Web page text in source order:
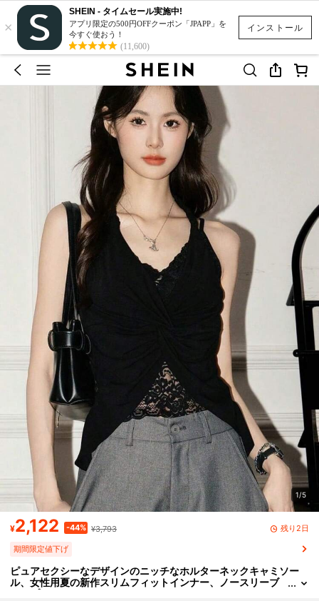
インストール
×
SHEIN - タイムセール実施中!
アプリ限定の500円OFFクーポン「JPAPP」を
今すぐ使おう！
(11,600)
1/5
¥2,122 -44% ¥3,793 残り2日
期間限定値下げ
ピュアセクシーなデザインのニッチなホルターネックキャミソー
ル、女性用夏の新作スリムフィットインナー、ノースリーブ
トップス